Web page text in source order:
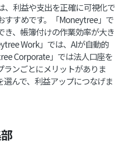
、利益や支出を正確に可視化で
すすめです。「Moneytree」で
き、帳簿付けの作業効率が大き
Work」では、AIが自動的
Corporate」では法人口座を
ランごとにメリットがありま
んで、利益アップにつなげま